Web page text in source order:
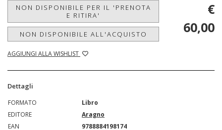
NON DISPONIBILE PER IL 'PRENOTA
E RITIRA'
NON DISPONIBILE ALL'ACQUISTO
AGGIUNGI ALLA WISHLIST
€
60,00
Dettagli
FORMATO
Libro
EDITORE
Aragno
EAN
9788884198174